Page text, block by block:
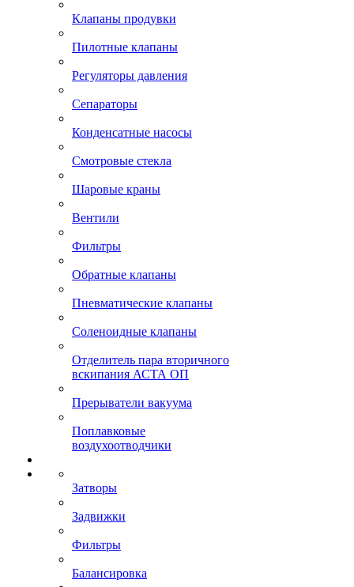
Клапаны продувки
Пилотные клапаны
Регуляторы давления
Сепараторы
Конденсатные насосы
Смотровые стекла
Шаровые краны
Вентили
Фильтры
Обратные клапаны
Пневматические клапаны
Соленоидные клапаны
Отделитель пара вторичного
вскипания АСТА ОП
Прерыватели вакуума
Поплавковые
воздухоотводчики
Затворы
Задвижки
Фильтры
Балансировка